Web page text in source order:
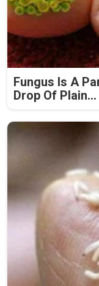
Fungus Is A
Drop Of Plain...